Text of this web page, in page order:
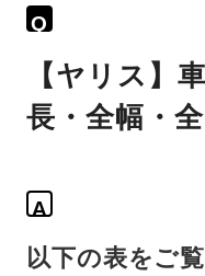
Q
【ヤリス】
長・全幅・全
A
以下の表をご